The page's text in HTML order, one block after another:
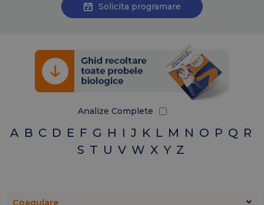
Solicita programare
Analize Complete
A B C D E F G H I J K L M N O P Q R
S T U V W X Y Z
Coagulare